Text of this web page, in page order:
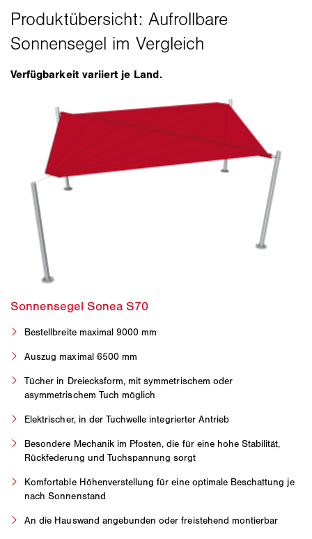
Verfügbarkeit variiert je Land.
Bestellbreite maximal 9000 mm
Auszug maximal 6500 mm
Tücher in Dreiecksform, mit symmetrischem oder
asymmetrischem Tuch möglich
Elektrischer, in der Tuchwelle integrierter Antrieb
Besondere Mechanik im Pfosten, die für eine hohe Stabilität,
Rückfederung und Tuchspannung sorgt
Komfortable Höhenverstellung für eine optimale Beschattung je
nach Sonnenstand
An die Hauswand angebunden oder freistehend montierbar